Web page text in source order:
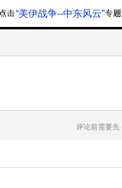
“美伊战争--中东风云”
评论前需要先